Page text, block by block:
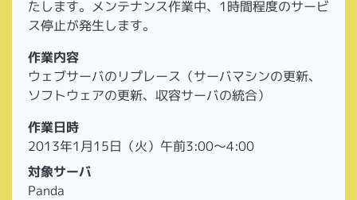
たします。メンテナンス作業中、1時間程度のサービ
ス停止が発生します。
作業内容
ウェブサーバのリプレース（サーバマシンの更新、
ソフトウェアの更新、収容サーバの統合）
作業日時
2013年1月15日（火）午前3:00～4:00
対象サーバ
Panda